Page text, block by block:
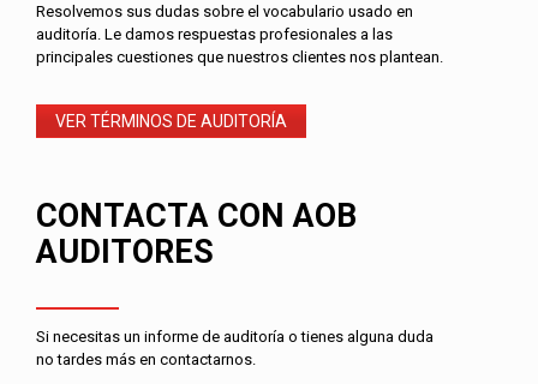
Resolvemos sus dudas sobre el vocabulario usado en
auditoría. Le damos respuestas profesionales a las
principales cuestiones que nuestros clientes nos plantean.
VER TÉRMINOS DE AUDITORÍA
CONTACTA CON AOB
AUDITORES
Si necesitas un informe de auditoría o tienes alguna duda
no tardes más en contactarnos.